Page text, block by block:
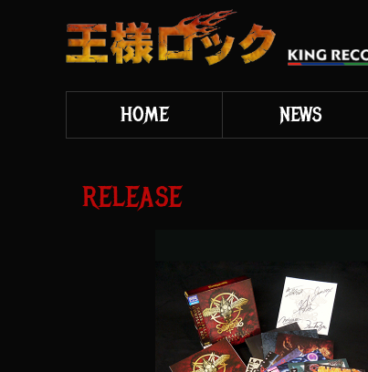
HOME NEWS
RELEASE